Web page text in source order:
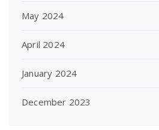
May 2024
April 2024
January 2024
December 2023